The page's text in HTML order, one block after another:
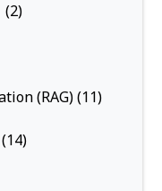
(2)
(RAG) (11)